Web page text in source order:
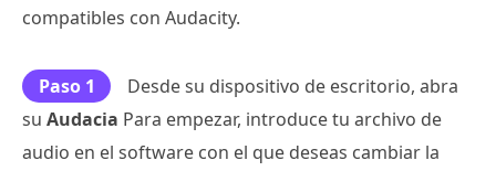
compatibles con Audacity.
Paso 1
Desde su dispositivo de escritorio, abra
su Audacia Para empezar, introduce tu archivo de
audio en el software con el que deseas cambiar la